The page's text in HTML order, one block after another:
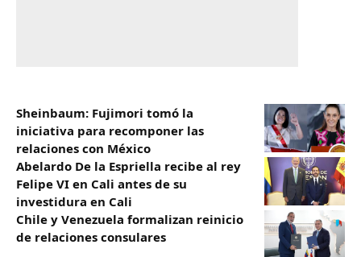
Sheinbaum: Fujimori tomó la
iniciativa para recomponer las
relaciones con México
Abelardo De la Espriella recibe al rey
Felipe VI en Cali antes de su
investidura en Cali
Chile y Venezuela formalizan reinicio
de relaciones consulares